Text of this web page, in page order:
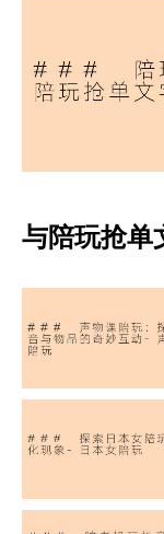
与陪玩抢单